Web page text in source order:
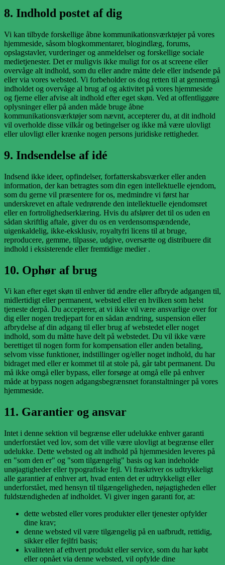
8. Indhold postet af dig
Vi kan tilbyde forskellige åbne kommunikationsværktøjer på vores
hjemmeside, såsom blogkommentarer, blogindlæg, forums,
opslagstavler, vurderinger og anmeldelser og forskellige sociale
medietjenester. Det er muligvis ikke muligt for os at screene eller
overvåge alt indhold, som du eller andre måtte dele eller indsende på
eller via vores websted. Vi forbeholder os dog retten til at gennemgå
indholdet og overvåge al brug af og aktivitet på vores hjemmeside
og fjerne eller afvise alt indhold efter eget skøn. Ved at offentliggøre
oplysninger eller på anden måde bruge åbne
kommunikationsværktøjer som nævnt, accepterer du, at dit indhold
vil overholde disse vilkår og betingelser og ikke må være ulovligt
eller ulovligt eller krænke nogen persons juridiske rettigheder.
9. Indsendelse af idé
Indsend ikke ideer, opfindelser, forfatterskabsværker eller anden
information, der kan betragtes som din egen intellektuelle ejendom,
som du gerne vil præsentere for os, medmindre vi først har
underskrevet en aftale vedrørende den intellektuelle ejendomsret
eller en fortrolighedserklæring. Hvis du afslører det til os uden en
sådan skriftlig aftale, giver du os en verdensomspændende,
uigenkaldelig, ikke-eksklusiv, royaltyfri licens til at bruge,
reproducere, gemme, tilpasse, udgive, oversætte og distribuere dit
indhold i eksisterende eller fremtidige medier .
10. Ophør af brug
Vi kan efter eget skøn til enhver tid ændre eller afbryde adgangen til,
midlertidigt eller permanent, websted eller en hvilken som helst
tjeneste derpå. Du accepterer, at vi ikke vil være ansvarlige over for
dig eller nogen tredjepart for en sådan ændring, suspension eller
afbrydelse af din adgang til eller brug af webstedet eller noget
indhold, som du måtte have delt på webstedet. Du vil ikke være
berettiget til nogen form for kompensation eller anden betaling,
selvom visse funktioner, indstillinger og/eller noget indhold, du har
bidraget med eller er kommet til at stole på, går tabt permanent. Du
må ikke omgå eller bypass, eller forsøge at omgå elle på enhver
måde at bypass nogen adgangsbegrænsnet foranstaltninger på vores
hjemmeside.
11. Garantier og ansvar
Intet i denne sektion vil begrænse eller udelukke enhver garanti
underforstået ved lov, som det ville være ulovligt at begrænse eller
udelukke. Dette websted og alt indhold på hjemmesiden leveres på
en "som den er" og "som tilgængelig" basis og kan indeholde
unøjagtigheder eller typografiske fejl. Vi fraskriver os udtrykkeligt
alle garantier af enhver art, hvad enten det er udtrykkeligt eller
underforstået, med hensyn til tilgængeligheden, nøjagtigheden eller
fuldstændigheden af indholdet. Vi giver ingen garanti for, at:
dette websted eller vores produkter eller tjenester opfylder
dine krav;
denne websted vil være tilgængelig på en uafbrudt, rettidig,
sikker eller fejlfri basis;
kvaliteten af ethvert produkt eller service, som du har købt
eller opnået via denne websted, vil opfylde dine